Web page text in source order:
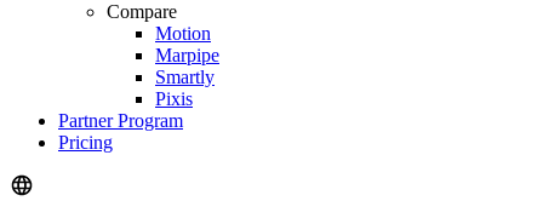
Compare
Motion
Marpipe
Smartly
Pixis
Partner Program
Pricing